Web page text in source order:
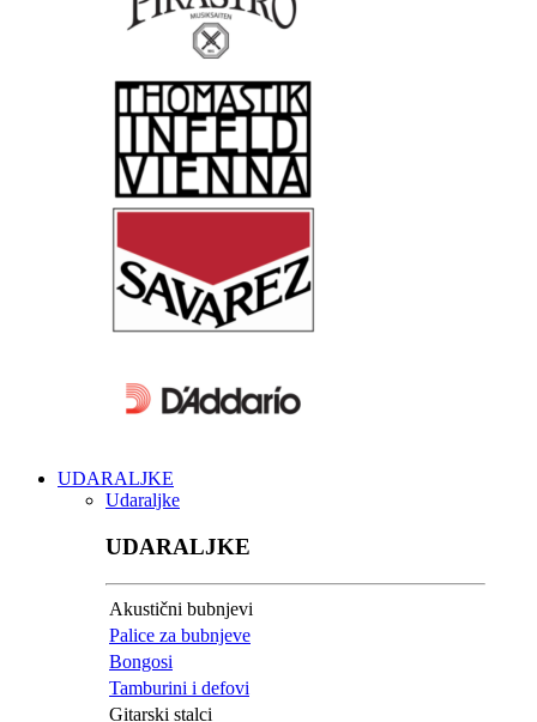
UDARALJKE
Udaraljke
UDARALJKE
Akustični bubnjevi
Palice za bubnjeve
Bongosi
Tamburini i defovi
Gitarski stalci